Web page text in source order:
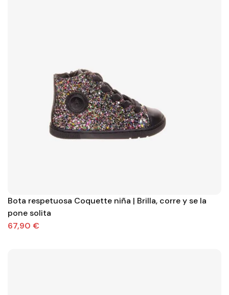
Bota respetuosa Coquette niña | Brilla, corre y se la
pone solita
67,90 €